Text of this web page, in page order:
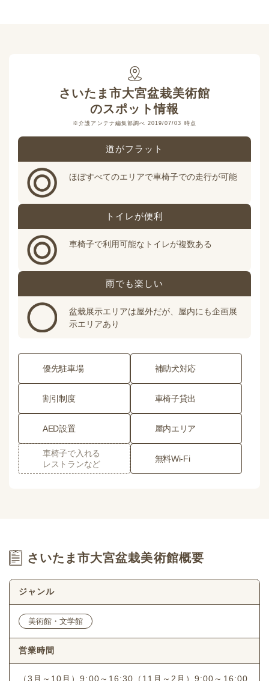
さいたま市大宮盆栽美術館
のスポット情報
※介護アンテナ編集部調べ 2019/07/03 時点
道がフラット
ほぼすべてのエリアで車椅子での走行が可能
トイレが便利
車椅子で利用可能なトイレが複数ある
雨でも楽しい
盆栽展示エリアは屋外だが、屋内にも企画展
示エリアあり
優先駐車場 補助犬対応
割引制度 車椅子貸出
AED設置 屋内エリア
車椅子で入れる
レストランなど
無料Wi-Fi
さいたま市大宮盆栽美術館概要
ジャンル
美術館・文学館
営業時間
（3月～10月）9:00～16:30（11月～2月）9:00～16:00